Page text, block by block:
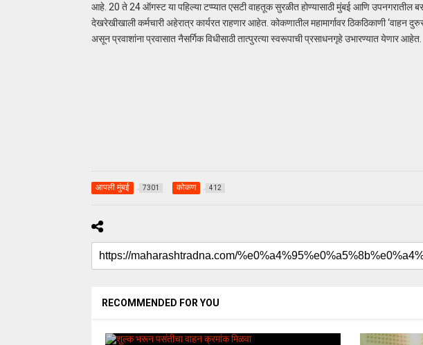
आहे. 20 ते 24 ऑगस्ट या पहिल्या टप्प्यात एसटी वाहतूक सुरळीत होण्यासाठी मुंबई आणि उपनगरातील
देखरेखीखाली कर्मचारी अहेरात्र कार्यरत राहणार आहेत. कोकणातील महामार्गावर ठिकठिकाणी
असून प्रवाशांना प्रवासात नैसर्गिक विधीसाठी तात्पुरत्या स्वरूपाची प्रसाधनगृहे उभारण्यात येणार आहेत.
आपली मुंबई 7301 कोकण 412
RECOMMENDED FOR YOU